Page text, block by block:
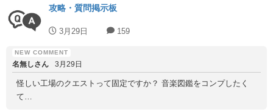
攻略・質問掲示板
3月29日 159
名無しさん 3月29日
怪しい工場のクエストって固定ですか？ 音楽図鑑をコンプしたく
て…